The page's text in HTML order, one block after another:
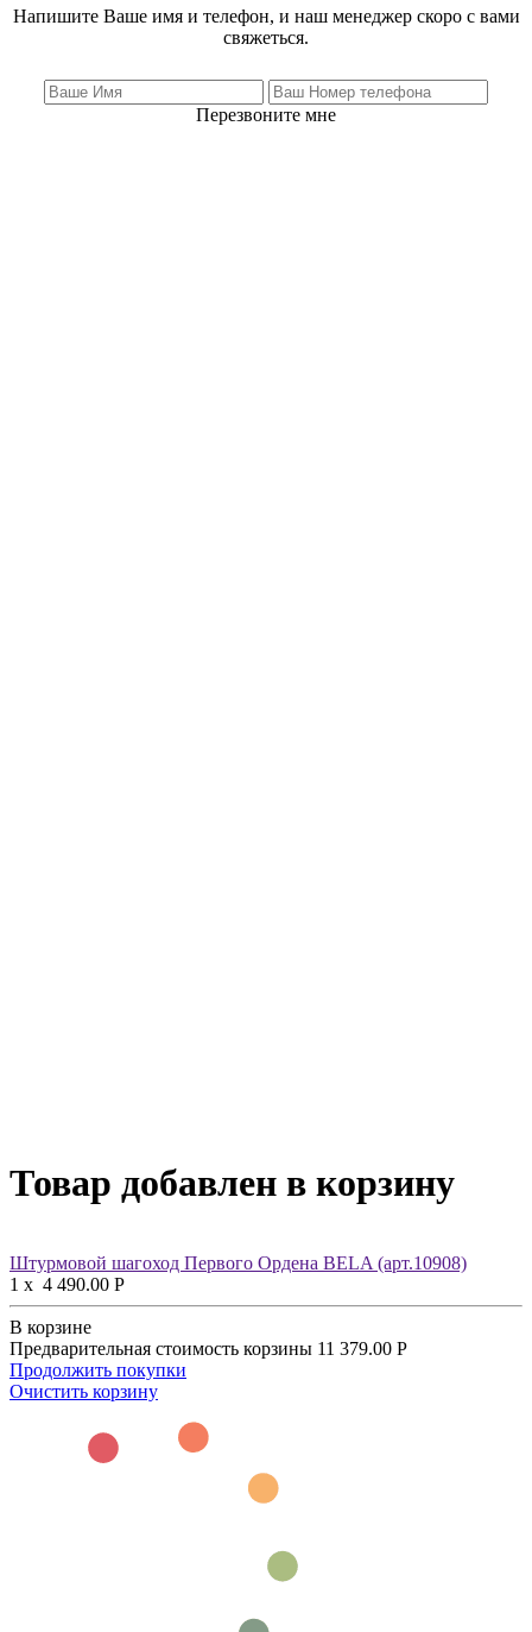
Напишите Ваше имя и телефон, и наш менеджер скоро с вами
свяжеться.
Перезвоните мне
Товар добавлен в корзину
Штурмовой шагоход Первого Ордена BELA (арт.10908)
1 x 4 490.00 Р
В корзине
Предварительная стоимость корзины 11 379.00 Р
Продолжить покупки
Очистить корзину